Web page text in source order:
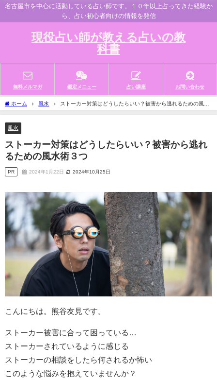
名古屋市を中心に活動している占い師です。１０年以上占ってきた経験か
ら、占い初心者向けの情報を発信
現役占い師が教える占いの教
科書
無料メルマガ 鑑定メニュー 占い講座 お問い合わせ
ホーム 風水
ストーカー対策はどうしたらいい？被害から逃れるための風水
術３つ
風水
ストーカー対策はどうしたらいい？被害から逃れ
るための風水術３つ
PR 2024年1月22日 2024年10月25日
こんにちは。熊谷友見です。
ストーカー被害に合って困っている…
ストーカーされているように感じる
ストーカーの相談をしたら何されるか怖い
このような悩みを抱えていませんか？